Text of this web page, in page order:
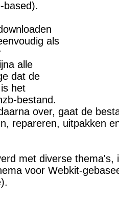
based).
als
alle
dat de
het
bestand.
over, gaat de
repareren, uitpakken
met diverse thema's,
voor Webkit-